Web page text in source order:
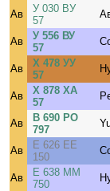
Ав
У 030 ВУ
57
Ав
У 556 ВУ
57
Ав
Х 478 УУ
57
Ав
Х 878 ХА
57
Ав
В 690 РО
797
Ав
Е 626 ЕЕ
150
Ав
Е 638 ММ
750